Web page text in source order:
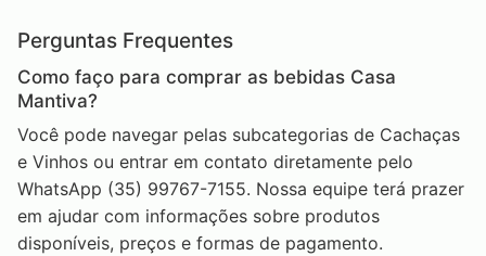
Perguntas Frequentes
Como faço para comprar as bebidas Casa
Mantiva?
Você pode navegar pelas subcategorias de Cachaças
e Vinhos ou entrar em contato diretamente pelo
WhatsApp (35) 99767-7155. Nossa equipe terá prazer
em ajudar com informações sobre produtos
disponíveis, preços e formas de pagamento.